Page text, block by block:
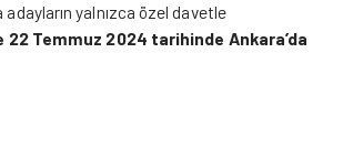
yalnızca özel davetle
Temmuz 2024 tarihinde Ankara’da